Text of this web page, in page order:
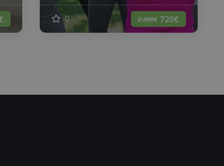
0 2.880€ 720€